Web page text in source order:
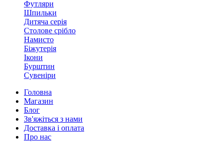
Футляри
Шпильки
Дитяча серія
Столове срібло
Намисто
Біжутерія
Ікони
Бурштин
Сувеніри
Головна
Магазин
Блог
Зв'яжіться з нами
Доставка і оплата
Про нас